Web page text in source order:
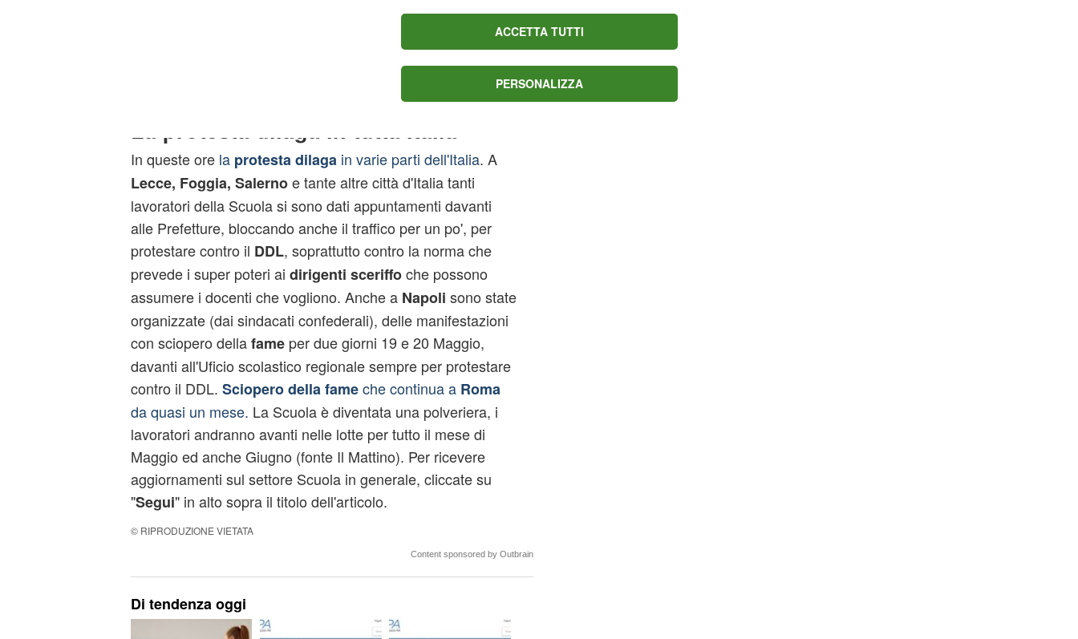
che in questi giorni stanno anticipando
sciopero degli scrutini
La protesta dilaga in tutta Italia
In queste orela protesta dilaga in varie parti dell'Italia. A
Lecce, Foggia, Salernoe tante altre città d'Italia tanti
lavoratori della Scuola si sono dati appuntamenti davanti
alle Prefetture, bloccando anche il traffico per un po', per
protestare contro il DDL, soprattutto contro la norma che
prevede i super poteri ai dirigenti sceriffoche possono
assumere i docenti che vogliono. Anche a Napoli sono state
organizzate (dai sindacati confederali), delle manifestazioni
con sciopero dellafameper due giorni 19 e 20 Maggio,
davanti all'Uficio scolastico regionale sempre per protestare
contro il DDL. Sciopero della fameche continua a Roma
da quasi un mese. La Scuola è diventata una polveriera, i
lavoratori andranno avanti nelle lotte per tutto il mese di
Maggio ed anche Giugno (fonte Il Mattino). Per ricevere
aggiornamenti sul settore Scuola in generale, cliccate su
"Segui" in alto sopra il titolo dell'articolo.
© RIPRODUZIONE VIETATA
Content sponsored by Outbrain
Di tendenza oggi
ACCETTA TUTTI
PERSONALIZZA